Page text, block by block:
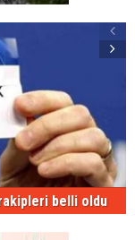
belli oldu